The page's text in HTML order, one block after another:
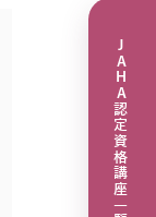
JAHA認定資格講座一覧